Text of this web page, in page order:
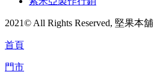
2021© All Rights Reserved, 堅果本舖
首頁
門市